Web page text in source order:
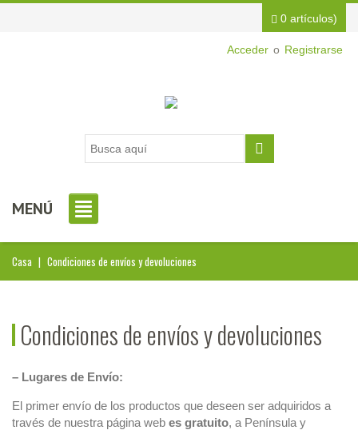
Acceder o Registrarse
0 artículos)
MENÚ
Casa | Condiciones de envíos y devoluciones
Condiciones de envíos y devoluciones
– Lugares de Envío:
El primer envío de los productos que deseen ser adquiridos a
través de nuestra página web es gratuito, a Península y